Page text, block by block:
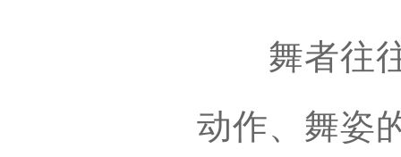
舞者往往
动作、舞姿